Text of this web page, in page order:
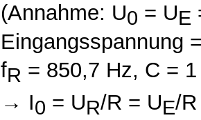
(Annahme: U0 = UE
Eingangsspannung
fR = 850,7 Hz, C =
→ I0 = UR/R = UE/